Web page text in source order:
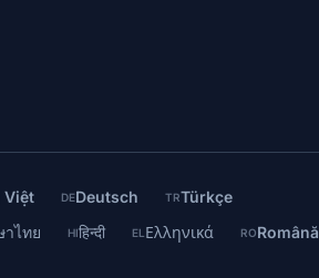
Việt DEDeutsch TRTürkçe
าไทย HIहिन्दी EL Ελληνικά RORomână